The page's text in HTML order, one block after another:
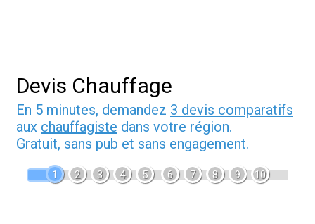
Devis Chauffage
En 5 minutes, demandez 3 devis comparatifs
aux chauffagiste dans votre région.
Gratuit, sans pub et sans engagement.
1 2 3 4 5 6 7 8 9 10